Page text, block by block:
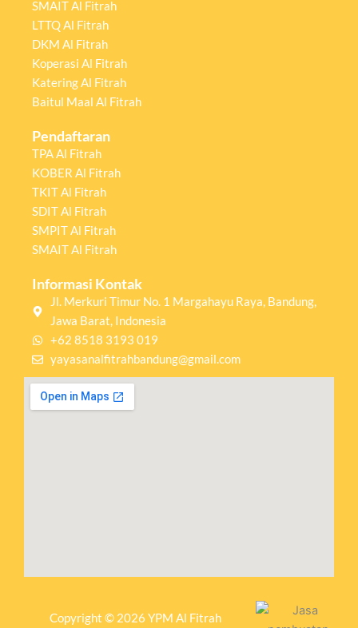
SMAIT Al Fitrah
LTTQ Al Fitrah
DKM Al Fitrah
Koperasi Al Fitrah
Katering Al Fitrah
Baitul Maal Al Fitrah
Pendaftaran
TPA Al Fitrah
KOBER Al Fitrah
TKIT Al Fitrah
SDIT Al Fitrah
SMPIT Al Fitrah
SMAIT Al Fitrah
Informasi Kontak
Jl. Merkuri Timur No. 1 Margahayu Raya, Bandung,
Jawa Barat, Indonesia
+62 8518 3193 019
yayasanalfitrahbandung@gmail.com
Copyright © 2026 YPM Al Fitrah